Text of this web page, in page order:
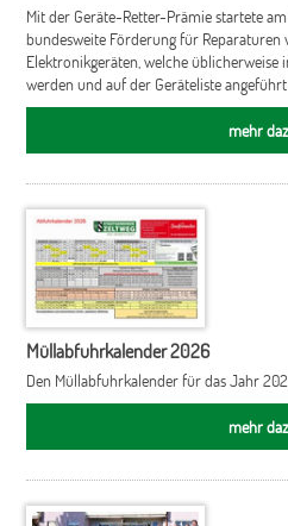
Mit der Geräte-Retter-Prämie startete
bundesweite Förderung für Reparaturen
Elektronikgeräten, welche
werden und auf der Geräteliste
mehr
Müllabfuhrkalender 2026
Den Müllabfuhrkalender für das Jahr
mehr